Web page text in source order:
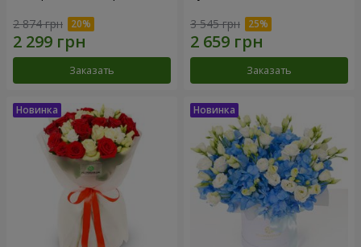
2 874 грн
Заказать
3 545 грн
Заказать